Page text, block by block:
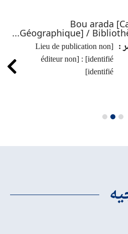
Bou arada
Géographique] /
:
[Lieu de publication non
identifié] : [éditeur non
identifié]